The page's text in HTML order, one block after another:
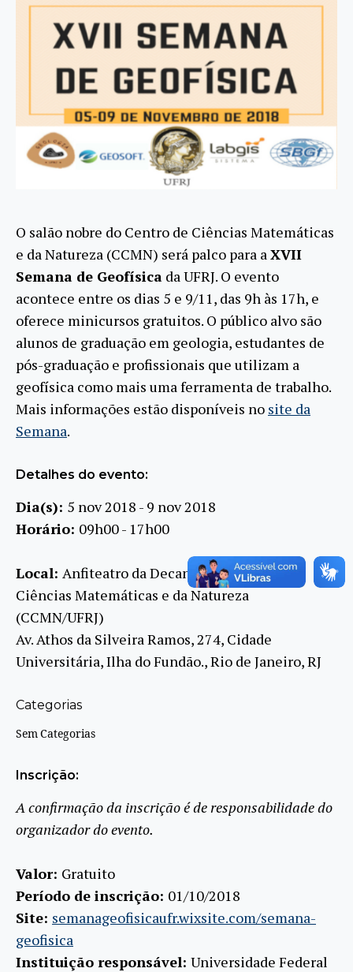
O salão nobre do Centro de Ciências Matemáticas
e da Natureza (CCMN) será palco para a XVII
Semana de Geofísica da UFRJ. O evento
acontece entre os dias 5 e 9/11, das 9h às 17h, e
oferece minicursos gratuitos. O público alvo são
alunos de graduação em geologia, estudantes de
pós-graduação e profissionais que utilizam a
geofísica como mais uma ferramenta de trabalho.
Mais informações estão disponíveis no site da
Semana.
Detalhes do evento:
Dia(s): 5 nov 2018 - 9 nov 2018
Horário: 09h00 - 17h00
Local: Anfiteatro da Decania do Centro de
Ciências Matemáticas e da Natureza
(CCMN/UFRJ)
Av. Athos da Silveira Ramos, 274, Cidade
Universitária, Ilha do Fundão., Rio de Janeiro, RJ
Categorias
Sem Categorias
Inscrição:
A confirmação da inscrição é de responsabilidade do
organizador do evento.
Valor: Gratuito
Período de inscrição: 01/10/2018
Site: semanageofisicaufr.wixsite.com/semana-
geofisica
Instituição responsável: Universidade Federal